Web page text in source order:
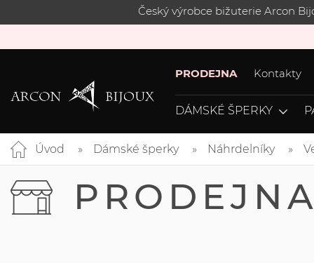
Český výrobce bižuterie Arcon
PRODEJNA Kontakty
DÁMSKÉ ŠPERKY
Úvod Dámské šperky Náhrdelníky